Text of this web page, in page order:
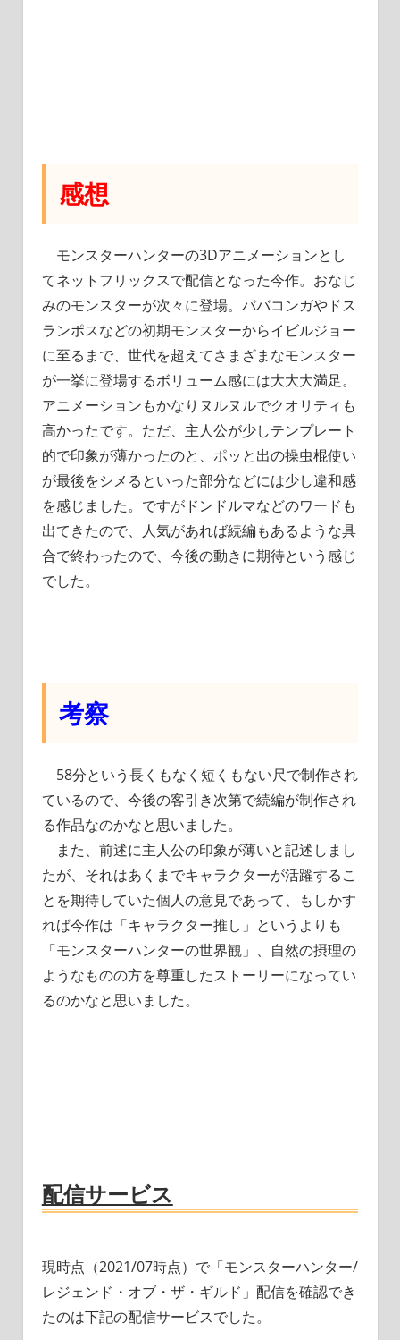
感想
モンスターハンターの3Dアニメーションとし
てネットフリックスで配信となった今作。おなじ
みのモンスターが次々に登場。ババコンガやドス
ランポスなどの初期モンスターからイビルジョー
に至るまで、世代を超えてさまざまなモンスター
が一挙に登場するボリューム感には大大大満足。
アニメーションもかなりヌルヌルでクオリティも
高かったです。ただ、主人公が少しテンプレート
的で印象が薄かったのと、ポッと出の操虫棍使い
が最後をシメるといった部分などには少し違和感
を感じました。ですがドンドルマなどのワードも
出てきたので、人気があれば続編もあるような具
合で終わったので、今後の動きに期待という感じ
でした。
考察
58分という長くもなく短くもない尺で制作され
ているので、今後の客引き次第で続編が制作され
る作品なのかなと思いました。
また、前述に主人公の印象が薄いと記述しまし
たが、それはあくまでキャラクターが活躍するこ
とを期待していた個人の意見であって、もしかす
れば今作は「キャラクター推し」というよりも
「モンスターハンターの世界観」、自然の摂理の
ようなものの方を尊重したストーリーになってい
るのかなと思いました。
配信サービス
現時点（2021/07時点）で「モンスターハンター/
レジェンド・オブ・ザ・ギルド」配信を確認でき
たのは下記の配信サービスでした。